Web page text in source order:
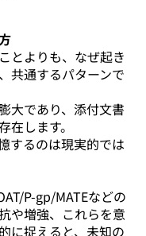
とよりも、なぜ起き
共通するパターンで
大であり、添付文書
します。
するのは現実的では
P-gp/MATEなどの
や増強、これらを意
に捉えると、未知の